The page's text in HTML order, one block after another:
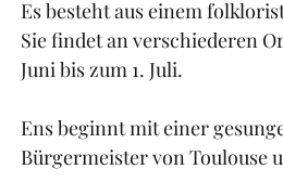
Es besteht aus einem
Sie findet an verschiederen
Juni bis zum 1. Juli.
Ens beginnt mit einer
Bürgermeister von Toulouse